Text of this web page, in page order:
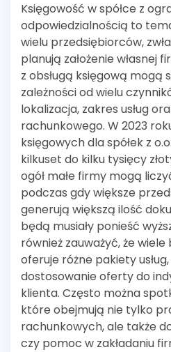
Księgowość w spółce z
odpowiedzialnością to
wielu przedsiębiorców,
planują założenie własnej
z obsługą księgową mogą
zależności od wielu
lokalizacja, zakres usług
rachunkowego. W 2023
księgowych dla spółek z
kilkuset do kilku tysięcy
ogół małe firmy mogą
podczas gdy większe
generują większą ilość
będą musiały ponieść
również zauważyć, że
oferuje różne pakiety
dostosowanie oferty do
klienta. Często można
które obejmują nie tylko
rachunkowych, ale także
czy pomoc w zakładaniu